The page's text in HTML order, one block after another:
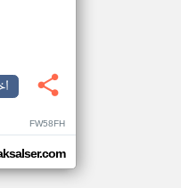
FW58FH